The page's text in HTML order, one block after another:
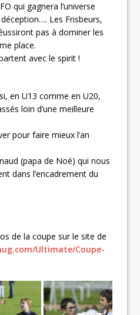
qui gagnera l’universe
Les Frisbeurs,
pas à dominer les
place.
avec le spirit !
en U13 comme en U20,
loin d’une meilleure
pour faire mieux l’an
(papa de Noé) qui nous
dans l’encadrement du
de la coupe sur le site de
Ultimate/Coupe-